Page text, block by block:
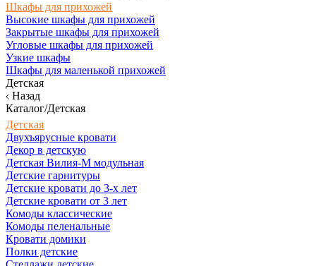
Шкафы для прихожей
Высокие шкафы для прихожей
Закрытые шкафы для прихожей
Угловые шкафы для прихожей
Узкие шкафы
Шкафы для маленькой прихожей
Детская
Назад
Каталог/Детская
Детская
Двухъярусные кровати
Декор в детскую
Детская Вилия-М модульная
Детские гарнитуры
Детские кровати до 3-х лет
Детские кровати от 3 лет
Комоды классические
Комоды пеленальные
Кровати домики
Полки детские